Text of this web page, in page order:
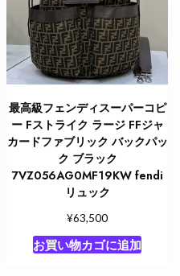
最高級フェンディスーパーコピ
ー Fストライク ラージ FFジャ
カードファブリック バックパッ
ク ブラック
7VZ056AG0MF19KW fendi
リュック
¥63,500
お買い物カゴに追加